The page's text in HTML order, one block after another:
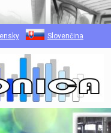
Slovenčina